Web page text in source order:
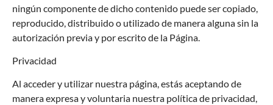
ningún componente de dicho contenido puede ser copiado,
reproducido, distribuido o utilizado de manera alguna sin la
autorización previa y por escrito de la Página.
Privacidad
Al acceder y utilizar nuestra página, estás aceptando de
manera expresa y voluntaria nuestra política de privacidad,